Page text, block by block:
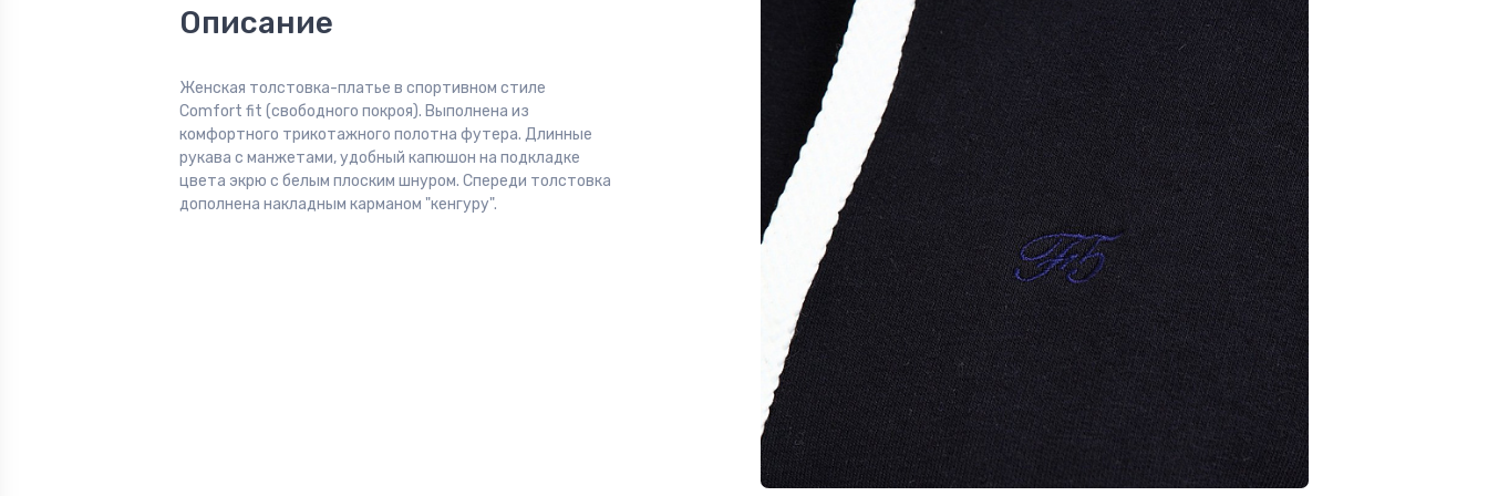
Описание
Женская толстовка-платье в спортивном стиле
Comfort fit (свободного покроя). Выполнена из
комфортного трикотажного полотна футера. Длинные
рукава с манжетами, удобный капюшон на подкладке
цвета экрю с белым плоским шнуром. Спереди толстовка
дополнена накладным карманом "кенгуру".